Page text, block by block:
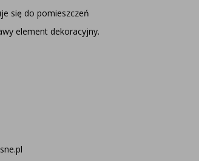
się do pomieszczeń
element dekoracyjny.